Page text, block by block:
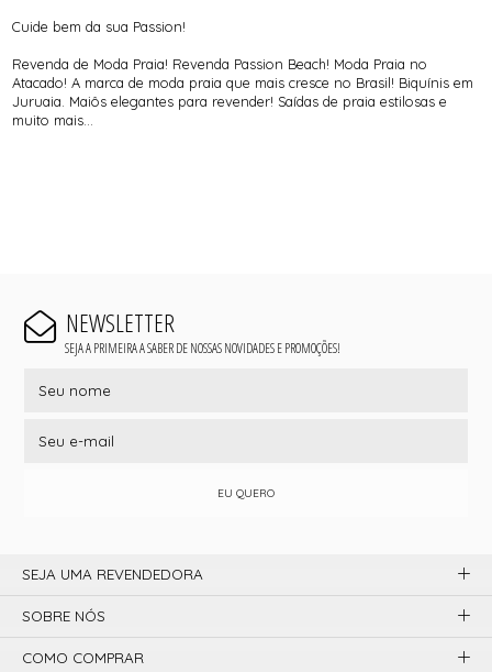
Cuide bem da sua Passion!
Revenda de Moda Praia! Revenda Passion Beach! Moda Praia no
Atacado! A marca de moda praia que mais cresce no Brasil! Biquínis em
Juruaia. Maiôs elegantes para revender! Saídas de praia estilosas e
muito mais...
NEWSLETTER
SEJA A PRIMEIRA A SABER DE NOSSAS NOVIDADES E PROMOÇÕES!
EU QUERO
SEJA UMA REVENDEDORA
SOBRE NÓS
COMO COMPRAR